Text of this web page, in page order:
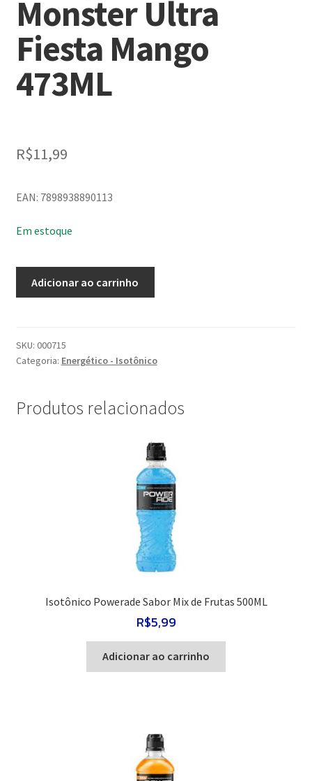
Monster Ultra
Fiesta Mango
473ML
R$11,99
EAN: 7898938890113
Em estoque
Mango
473ML
Adicionar ao carrinho
SKU: 000715
Categoria: Energético - Isotônico
Produtos relacionados
Isotônico Powerade Sabor Mix de Frutas 500ML
R$5,99
Adicionar ao carrinho